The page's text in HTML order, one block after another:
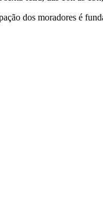
dos moradores é